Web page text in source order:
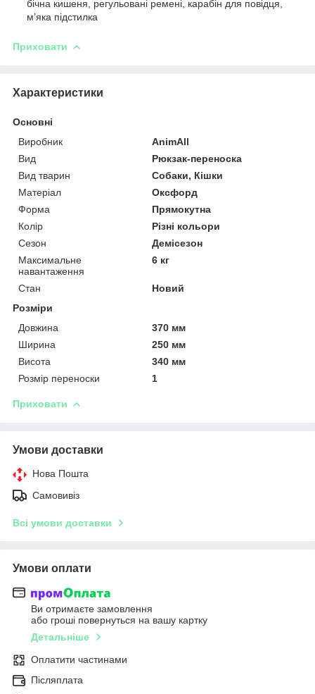
бічна кишеня, регульовані ремені, карабін для повідця,
м’яка підстилка
Приховати
Характеристики
Основні
Виробник
AnimAll
Вид
Рюкзак-переноска
Вид тварин
Собаки, Кішки
Матеріал
Оксфорд
Форма
Прямокутна
Колір
Різні кольори
Сезон
Демісезон
Максимальне
навантаження
6 кг
Стан
Новий
Розміри
Довжина
370 мм
Ширина
250 мм
Висота
340 мм
Розмір переноски
1
Приховати
Умови доставки
Нова Пошта
Самовивіз
Всі умови доставки
Умови оплати
Ви отримаєте замовлення
або гроші повернуться на вашу картку
Детальніше
Оплатити частинами
Післяплата